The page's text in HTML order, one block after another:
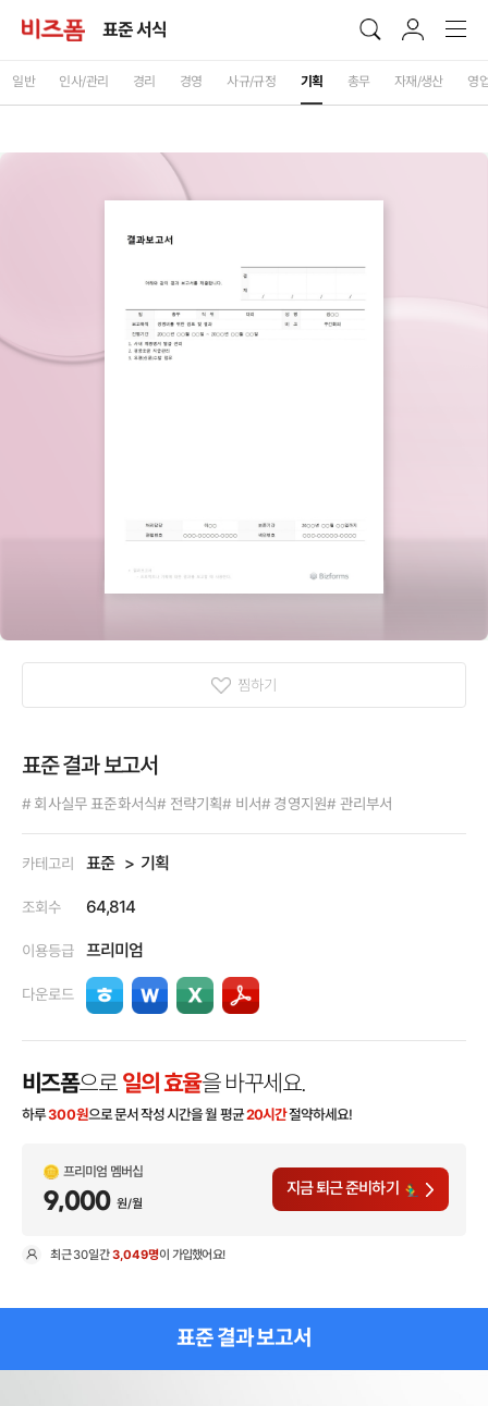
표준 서식
일반 인사/관리 경리 경영 사규/규정 기획 총무 자재/생산 영
찜하기
표준 결과 보고서
# 회사실무 표준화서식# 전략기획# 비서# 경영지원# 관리부서
카테고리 표준 기획
조회수 64,814
이용등급 프리미엄
다운로드
비즈폼으로 일의 효율을 바꾸세요.
하루300원으로 문서 작성 시간을 월 평균20시간절약하세요!
프리미엄 멤버십
9,000 원/월
지금 퇴근 준비하기
최근30일간3,049명이 가입했어요!
표준 결과 보고서